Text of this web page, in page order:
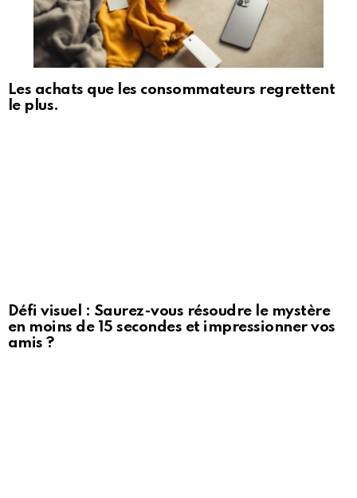
Les achats que les consommateurs regrettent
le plus.
Défi visuel : Saurez-vous résoudre le mystère
en moins de 15 secondes et impressionner vos
amis ?